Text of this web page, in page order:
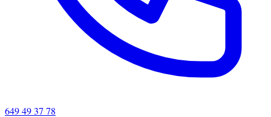
649 49 37 78